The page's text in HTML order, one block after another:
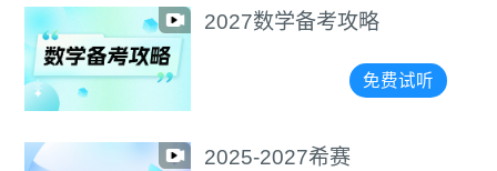
2027数学备考攻略
免费试听
2025-2027希赛